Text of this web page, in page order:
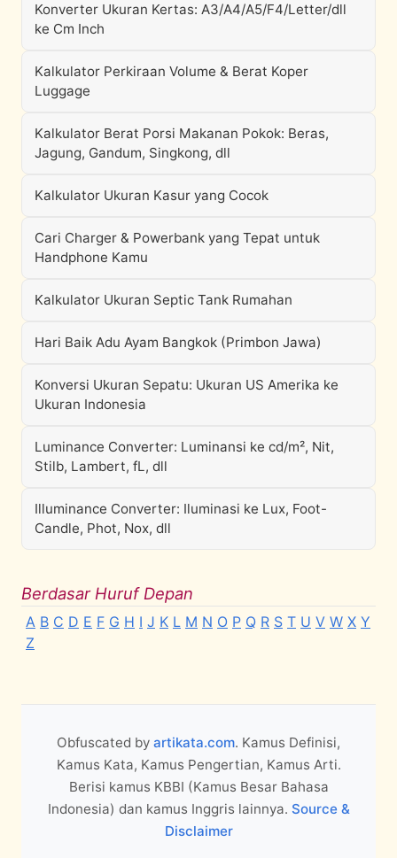
Konverter Ukuran Kertas: A3/A4/A5/F4/Letter/dll
ke Cm Inch
Kalkulator Perkiraan Volume & Berat Koper
Luggage
Kalkulator Berat Porsi Makanan Pokok: Beras,
Jagung, Gandum, Singkong, dll
Kalkulator Ukuran Kasur yang Cocok
Cari Charger & Powerbank yang Tepat untuk
Handphone Kamu
Kalkulator Ukuran Septic Tank Rumahan
Hari Baik Adu Ayam Bangkok (Primbon Jawa)
Konversi Ukuran Sepatu: Ukuran US Amerika ke
Ukuran Indonesia
Luminance Converter: Luminansi ke cd/m², Nit,
Stilb, Lambert, fL, dll
Illuminance Converter: Iluminasi ke Lux, Foot-
Candle, Phot, Nox, dll
Berdasar Huruf Depan
A B C D E F G H I J K L M N O P Q R S T U V W X Y
Z
Obfuscated by artikata.com. Kamus Definisi,
Kamus Kata, Kamus Pengertian, Kamus Arti.
Berisi kamus KBBI (Kamus Besar Bahasa
Indonesia) dan kamus Inggris lainnya. Source &
Disclaimer